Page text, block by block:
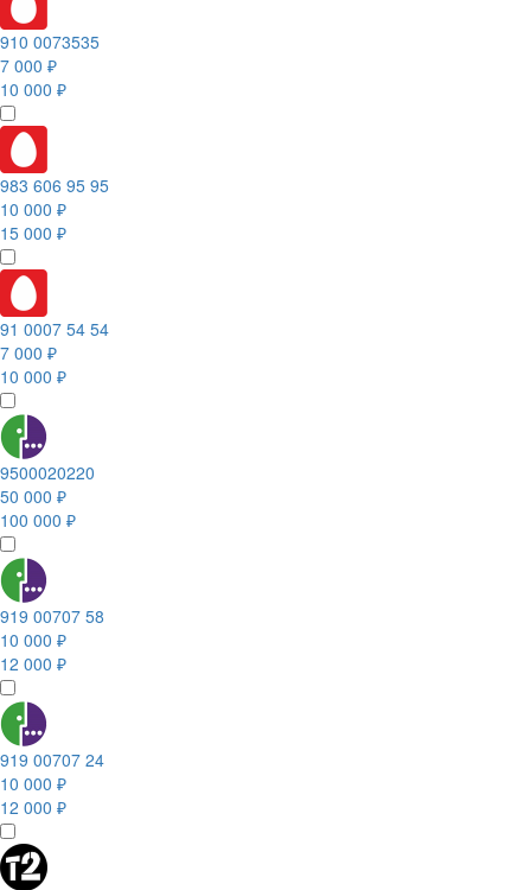
910 0073535
7 000 ₽
10 000 ₽
983 606 95 95
10 000 ₽
15 000 ₽
91 0007 54 54
7 000 ₽
10 000 ₽
9500020220
50 000 ₽
100 000 ₽
919 00707 58
10 000 ₽
12 000 ₽
919 00707 24
10 000 ₽
12 000 ₽